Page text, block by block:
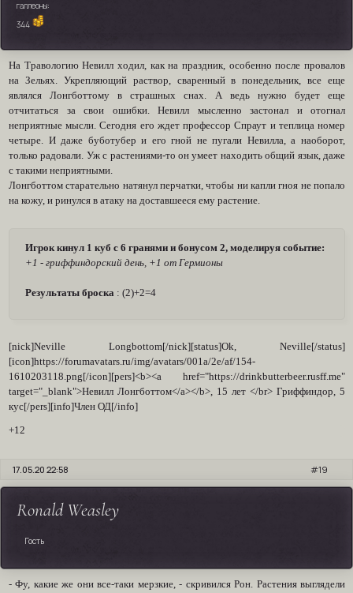
галлеоны:
344
На Травологию Невилл ходил, как на праздник, особенно после провалов
на Зельях. Укрепляющий раствор, сваренный в понедельник, все еще
являлся Лонгботтому в страшных снах. А ведь нужно будет еще
отчитаться за свои ошибки. Невилл мысленно застонал и отогнал
неприятные мысли. Сегодня его ждет профессор Спраут и теплица номер
четыре. И даже буботубер и его гной не пугали Невилла, а наоборот,
только радовали. Уж с растениями-то он умеет находить общий язык, даже
с такими неприятными.
Лонгботтом старательно натянул перчатки, чтобы ни капли гноя не попало
на кожу, и ринулся в атаку на доставшееся ему растение.
Игрок кинул 1 куб с 6 гранями и бонусом 2, моделируя событие:
+1 - гриффиндорский день, +1 от Гермионы
Результаты броска : (2)+2=4
[nick]Neville Longbottom[/nick][status]Ok, Neville[/status]
[icon]https://forumavatars.ru/img/avatars/001a/2e/af/154-
1610203118.png[/icon][pers]<b><a href="https://drinkbutterbeer.rusff.me"
target="_blank">Невилл Лонгботтом</a></b>, 15 лет </br> Гриффиндор, 5
кус[/pers][info]Член ОД[/info]
+12
19
17.05.20 22:58
Ronald Weasley
Гость
- Фу, какие же они все-таки мерзкие, - скривился Рон. Растения выглядели